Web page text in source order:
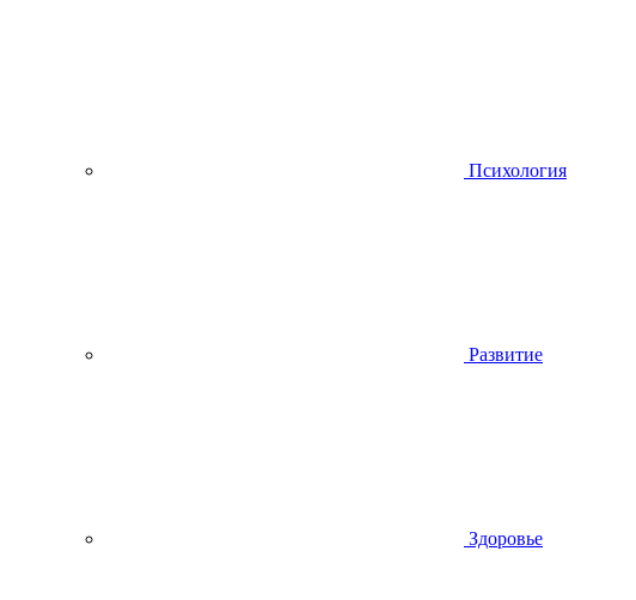
Психология
Развитие
Здоровье